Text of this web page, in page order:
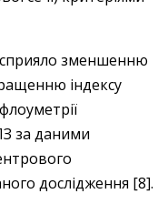
зменшенню
індексу
за даними
дослідження [8].